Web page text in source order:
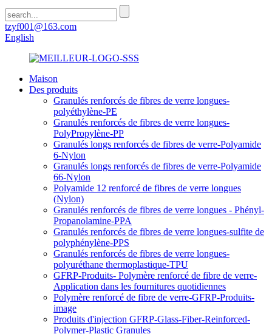
tzyf001@163.com
English
Maison
Des produits
Granulés renforcés de fibres de verre longues-
polyéthylène-PE
Granulés renforcés de fibres de verre longues-
PolyPropylène-PP
Granulés longs renforcés de fibres de verre-Polyamide
6-Nylon
Granulés longs renforcés de fibres de verre-Polyamide
66-Nylon
Polyamide 12 renforcé de fibres de verre longues
(Nylon)
Granulés renforcés de fibres de verre longues - Phényl-
Propanolamine-PPA
Granulés renforcés de fibres de verre longues-sulfite de
polyphénylène-PPS
Granulés renforcés de fibres de verre longues-
polyuréthane thermoplastique-TPU
GFRP-Produits- Polymère renforcé de fibre de verre-
Application dans les fournitures quotidiennes
Polymère renforcé de fibre de verre-GFRP-Produits-
image
Produits d'injection GFRP-Glass-Fiber-Reinforced-
Polymer-Plastic Granules